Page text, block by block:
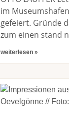
im
gefeiert. Gründe
zum einen stand
weiterlesen »